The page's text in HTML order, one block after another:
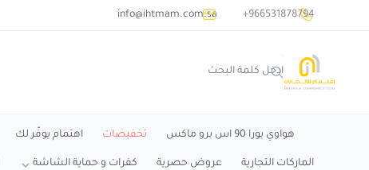
common.titles.skip_to_main_content
+966531878794
info@ihtmam.com.sa
اهتمام
هواوي بورا 90 اس برو ماكس تخفيضات اهتمام يوفّر لك
الماركات التجارية عروض حصرية كفرات و حماية الشاشة